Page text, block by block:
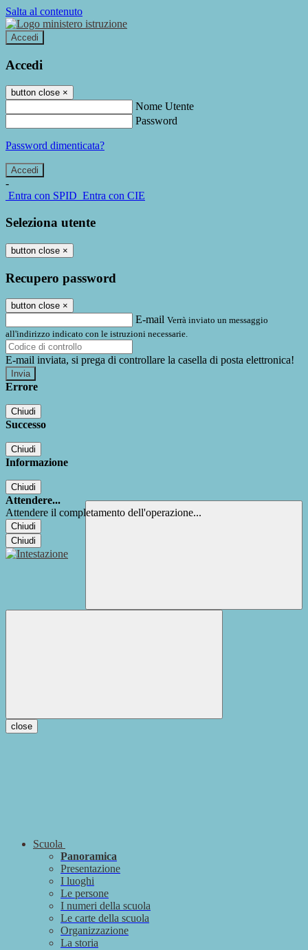
Salta al contenuto
Accedi
Accedi
button close ×
Nome Utente
Password
Password dimenticata?
-
Entra con SPID Entra con CIE
Seleziona utente
button close ×
Recupero password
button close ×
E-mail Verrà inviato un messaggio
all'indirizzo indicato con le istruzioni necessarie.
E-mail inviata, si prega di controllare la casella di posta elettronica!
Errore
Chiudi
Successo
Chiudi
Informazione
Chiudi
Attendere...
Attendere il completamento dell'operazione...
Chiudi
Chiudi
close
Scuola
Panoramica
Presentazione
I luoghi
Le persone
I numeri della scuola
Le carte della scuola
Organizzazione
La storia